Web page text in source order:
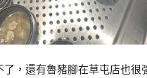
了，還有魯豬腳在草屯店也很